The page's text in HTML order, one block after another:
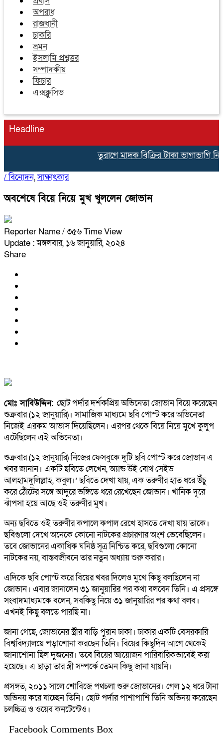
অপরাধ
রাজধানী
চাকরি
ভ্রমন
ইসলামি প্রশ্নত্তর
সম্পাদকীয়
ফিচার
এক্সক্লুসিভ
Headline
তুরাগে মাদক বিক্রির টাকা ভাগাভাগি
/বিনোদন,সাক্ষাৎকার
অবশেষে বিয়ে নিয়ে মুখ খুললেন জোভান
Reporter Name/ ৩৫৬ Time View
Update : মঙ্গলবার, ১৬ জানুয়ারি, ২০২৪
Share
মোঃ সাবিউদ্দিন: ছোট পর্দার দর্শকপ্রিয় অভিনেতা জোভান বিয়ে করেছেন
শুক্রবার (১২ জানুয়ারি)। সামাজিক মাধ্যমে ছবি পোস্ট করে অভিনেতা
নিজেই এরকম আভাস দিয়েছিলেন। এরপর থেকে বিয়ে নিয়ে মুখে কুলুপ
এটেছিলেন এই অভিনেতা।
শুক্রবার (১২ জানুয়ারি) নিজের ফেসবুকে দুটি ছবি পোস্ট করে জোভান এ
খবর জানান। একটি ছবিতে লেখেন, অ্যান্ড উই বোথ সেইড
আলহামদুলিল্লাহ, কবুল।’ ছবিতে দেখা যায়, এক তরুণীর হাত ধরে উঁচু
করে ঠোঁটের সঙ্গে আদুরে ভঙ্গিতে ধরে রেখেছেন জোভান। খানিক দূরে
ঝাঁপসা হয়ে আছে ওই তরুণীর মুখ।
অন্য ছবিতে ওই তরুণীর কপালে কপাল রেখে হাসতে দেখা যায় তাকে।
ছবিগুলো দেখে অনেকে কোনো নাটকের প্রচারণার অংশ ভেবেছিলেন।
তবে জোভানের একাধিক ঘনিষ্ঠ সূত্র নিশ্চিত করে, ছবিগুলো কোনো
নাটকের নয়, বাস্তবজীবনে তার নতুন অধ্যায় শুরু করার।
এদিকে ছবি পোস্ট করে বিয়ের খবর দিলেও মুখে কিছু বলছিলেন না
জোভান। এবার জানালেন ৩১ জানুয়ারির পর কথা বলবেন তিনি। এ প্রসঙ্গে
সংবাদমাধ্যমকে বলেন, সবকিছু নিয়ে ৩১ জানুয়ারির পর কথা বলব।
এখনই কিছু বলতে পারছি না।
জানা গেছে, জোভানের স্ত্রীর বাড়ি পুরান ঢাকা। ঢাকার একটি বেসরকারি
বিশ্ববিদ্যালয়ে পড়াশোনা করছেন তিনি। বিয়ের কিছুদিন আগে থেকেই
জানাশোনা ছিল দুজনের। তবে বিয়ের আয়োজন পারিবারিকভাবেই করা
হয়েছে। এ ছাড়া তার স্ত্রী সম্পর্কে তেমন কিছু জানা যায়নি।
প্রসঙ্গত, ২০১১ সালে শোবিজে পথচলা শুরু জোভানের। গেল ১২ ধরে টানা
অভিনয় করে যাচ্ছেন তিনি। ছোট পর্দার পাশাপাশি তিনি অভিনয় করেছেন
চলচ্চিত্র ও ওয়েব কনটেন্টেও।
Facebook Comments Box